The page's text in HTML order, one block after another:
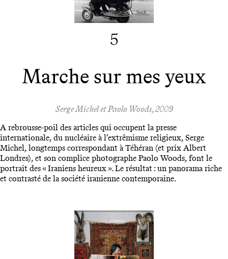
5
Marche sur mes yeux
Serge Michel et Paolo Woods, 2009
A rebrousse-poil des articles qui occupent la presse
internationale, du nucléaire à l’extrêmisme religieux, Serge
Michel, longtemps correspondant à Téhéran (et prix Albert
Londres), et son complice photographe Paolo Woods, font le
portrait des « Iraniens heureux ». Le résultat : un panorama riche
et contrasté de la société iranienne contemporaine.